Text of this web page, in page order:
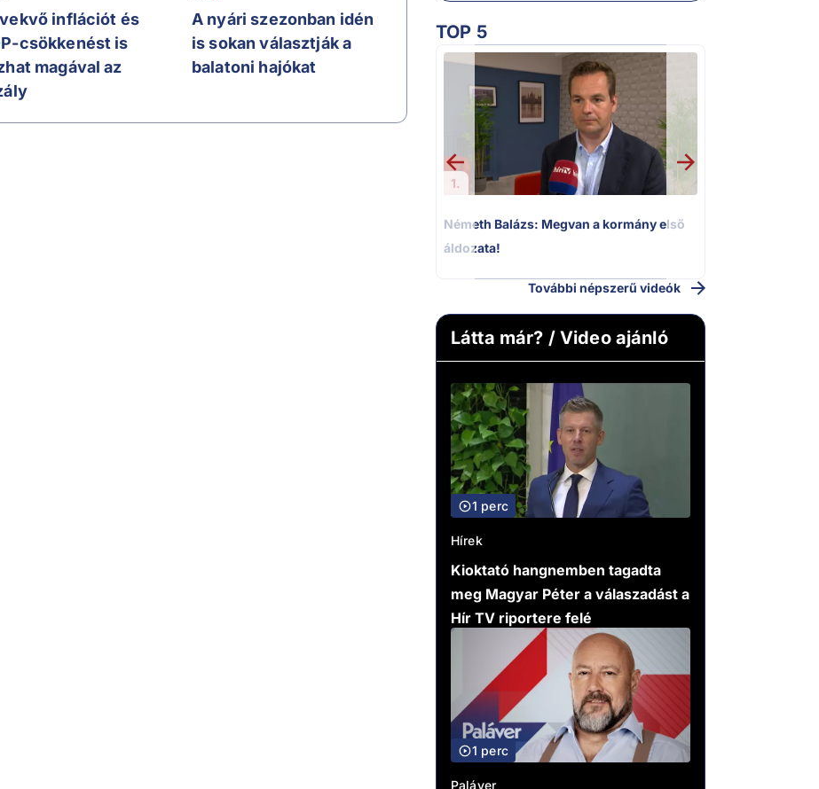
inflációt és
csökkenést is
magával az
A nyári szezonban idén
is sokan választják a
balatoni hajókat
TOP 5
1.
Németh Balázs: Megvan a kormány első
áldozata!
További népszerű videók
Látta már? / Video ajánló
1 perc
Hírek
Kioktató hangnemben tagadta
meg Magyar Péter a válaszadást a
Hír TV riportere felé
1 perc
Paláver